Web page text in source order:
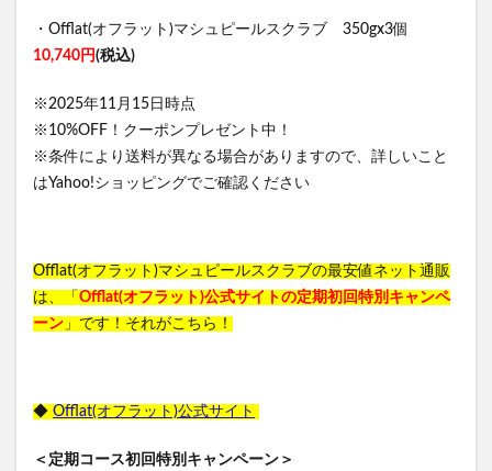
・Offlat(オフラット)マシュピールスクラブ 350gx3個
10,740円(税込)
※2025年11月15日時点
※10%OFF！クーポンプレゼント中！
※条件により送料が異なる場合がありますので、詳しいこと
はYahoo!ショッピングでご確認ください
Offlat(オフラット)マシュピールスクラブの最安値ネット通販
は、「 Offlat(オフラット)公式サイトの定期初回特別キャンペ
ーン 」です！それがこちら！
◆ Offlat(オフラット)公式サイト
＜定期コース初回特別キャンペーン＞